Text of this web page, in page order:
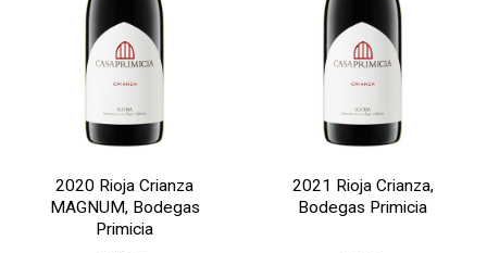
2020 Rioja Crianza
MAGNUM, Bodegas
Primicia
2021 Rioja Crianza,
Bodegas Primicia